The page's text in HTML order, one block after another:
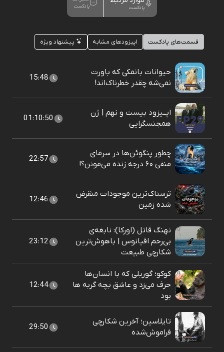
پادکست پادکست
قسمت‌های پادکست اپیزودهای مشابه پیشنهاد ویژه
حیوانات بانمکی که باورت
نمی‌شه چقدر خطرناک‌اند!
15:48
اپــیزود بیست و نهم | ژن
همجنسگرایی
01:10:50
چطور پنگوئن‌ها در سرمای
منفی ۶۰ درجه زنده می‌مونن؟!
22:57
ترسناک‌ترین موجودات منقرض
شده زمین
12:46
نهنگ قاتل (اورکا): نابغه‌ی
بی‌رحم اقیانوس | باهوش‌ترین
شکارچی طبیعت
23:12
کوکو؛ گوریلی که با انسان‌ها
حرف می‌زد و عاشق بچه گربه ها
بود
12:44
تایلاسین؛ آخرین شکارچی
فراموش‌شده
29:50